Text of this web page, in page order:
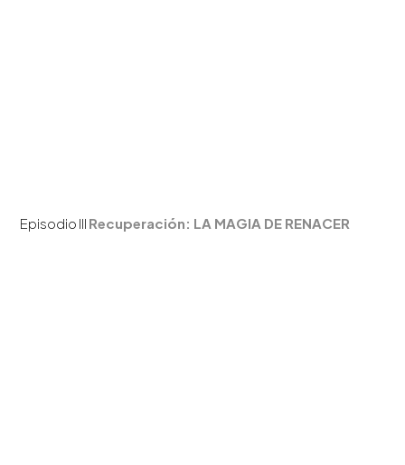
Episodio III Recuperación: LA MAGIA DE RENACER